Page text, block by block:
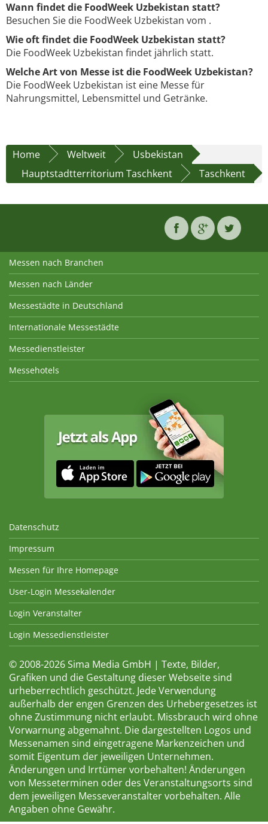
Wann findet die FoodWeek Uzbekistan statt?
Besuchen Sie die FoodWeek Uzbekistan vom .
Wie oft findet die FoodWeek Uzbekistan statt?
Die FoodWeek Uzbekistan findet jährlich statt.
Welche Art von Messe ist die FoodWeek Uzbekistan?
Die FoodWeek Uzbekistan ist eine Messe für
Nahrungsmittel, Lebensmittel und Getränke.
Home Weltweit
Usbekistan
Hauptstadtterritorium Taschkent
Taschkent
Messen nach Branchen
Messen nach Länder
Messestädte in Deutschland
Internationale Messestädte
Messedienstleister
Messehotels
Datenschutz
Impressum
Messen für Ihre Homepage
User-Login Messekalender
Login Veranstalter
Login Messedienstleister
© 2008-2026 Sima Media GmbH | Texte, Bilder,
Grafiken und die Gestaltung dieser Webseite sind
urheberrechtlich geschützt. Jede Verwendung
außerhalb der engen Grenzen des Urhebergesetzes ist
ohne Zustimmung nicht erlaubt. Missbrauch wird ohne
Vorwarnung abgemahnt. Die dargestellten Logos und
Messenamen sind eingetragene Markenzeichen und
somit Eigentum der jeweiligen Unternehmen.
Änderungen und Irrtümer vorbehalten! Änderungen
von Messeterminen oder des Veranstaltungsorts sind
dem jeweiligen Messeveranstalter vorbehalten. Alle
Angaben ohne Gewähr.